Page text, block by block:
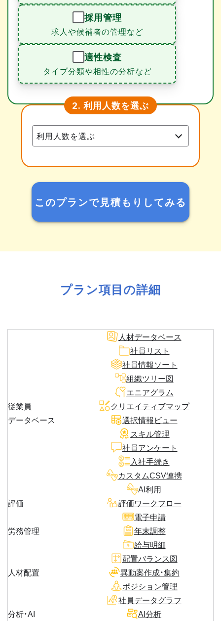
採用管理
求人や候補者の管理など
適性検査
タイプ分類や相性の分析など
2. 利用人数を選ぶ
このプランで見積もりしてみる
プラン項目の詳細
従業員
データベース
人材データベース
社員リスト
社員情報ソート
組織ツリー図
エニアグラム
クリエイティブマップ
選択情報ビュー
スキル管理
社員アンケート
入社手続き
カスタムCSV連携
AI利用
評価
評価ワークフロー
労務管理
電子申請
年末調整
給与明細
人材配置
配置バランス図
異動案作成・集約
ポジション管理
分析・AI
社員データグラフ
AI分析